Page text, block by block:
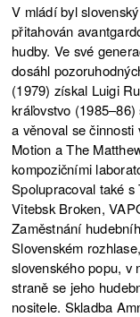
V mládí byl
přitahován
hudby. Ve své
dosáhl
(1979) získal Luigi
kráľovstvo
a věnoval se
Motion a The
kompozičními
Spolupracoval také
Vitebsk Broken,
Zaměstnání
Slovenském
slovenského popu, v
straně se jeho
nositele. Skladba